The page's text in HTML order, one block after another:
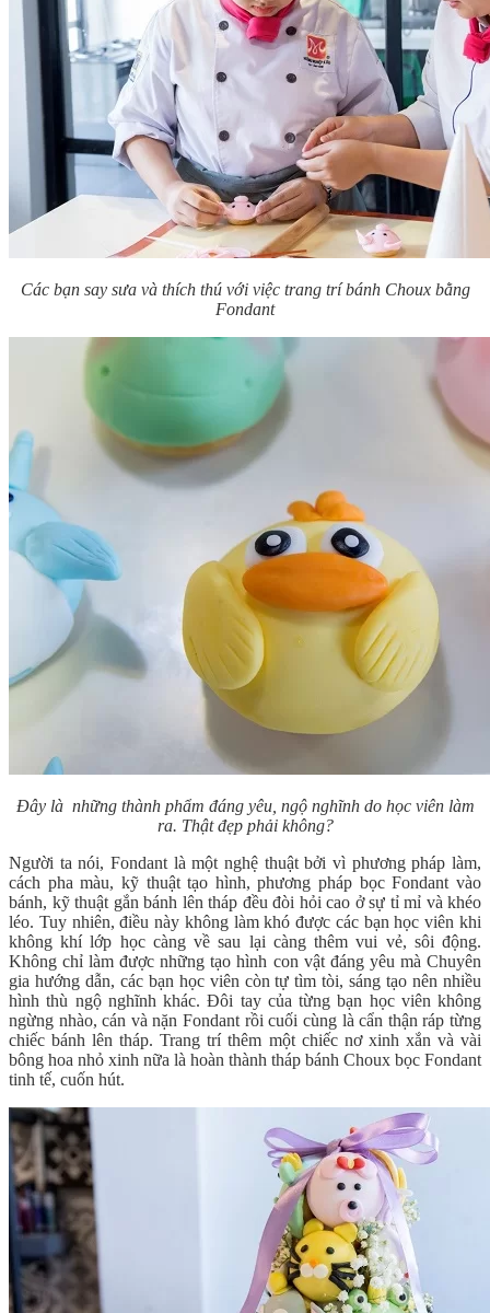
Các bạn say sưa và thích thú với việc trang trí bánh Choux bằng
Fondant
Đây là những thành phẩm đáng yêu, ngộ nghĩnh do học viên làm
ra. Thật đẹp phải không?
Người ta nói, Fondant là một nghệ thuật bởi vì phương pháp làm,
cách pha màu, kỹ thuật tạo hình, phương pháp bọc Fondant vào
bánh, kỹ thuật gắn bánh lên tháp đều đòi hỏi cao ở sự tỉ mỉ và khéo
léo. Tuy nhiên, điều này không làm khó được các bạn học viên khi
không khí lớp học càng về sau lại càng thêm vui vẻ, sôi động.
Không chỉ làm được những tạo hình con vật đáng yêu mà Chuyên
gia hướng dẫn, các bạn học viên còn tự tìm tòi, sáng tạo nên nhiều
hình thù ngộ nghĩnh khác. Đôi tay của từng bạn học viên không
ngừng nhào, cán và nặn Fondant rồi cuối cùng là cẩn thận ráp từng
chiếc bánh lên tháp. Trang trí thêm một chiếc nơ xinh xắn và vài
bông hoa nhỏ xinh nữa là hoàn thành tháp bánh Choux bọc Fondant
tinh tế, cuốn hút.